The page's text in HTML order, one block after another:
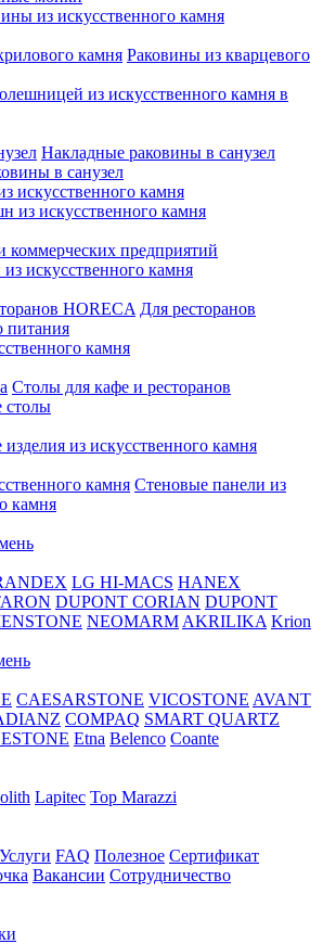
из искусственного камня
камня Раковины из кварцевого
из искусственного камня в
Накладные раковины в санузел
в санузел
искусственного камня
из искусственного камня
коммерческих предприятий
искусственного камня
HORECA Для ресторанов
питания
камня
Столы для кафе и ресторанов
столы
из искусственного камня
камня Стеновые панели из
камня
LG HI-MACS HANEX
DUPONT CORIAN DUPONT
NEOMARM AKRILIKA Krion
CAESARSTONE VICOSTONE AVANT
COMPAQ SMART QUARTZ
Etna Belenco Coante
Lapitec Top Marazzi
Услуги FAQ Полезное Сертификат
Вакансии Сотрудничество